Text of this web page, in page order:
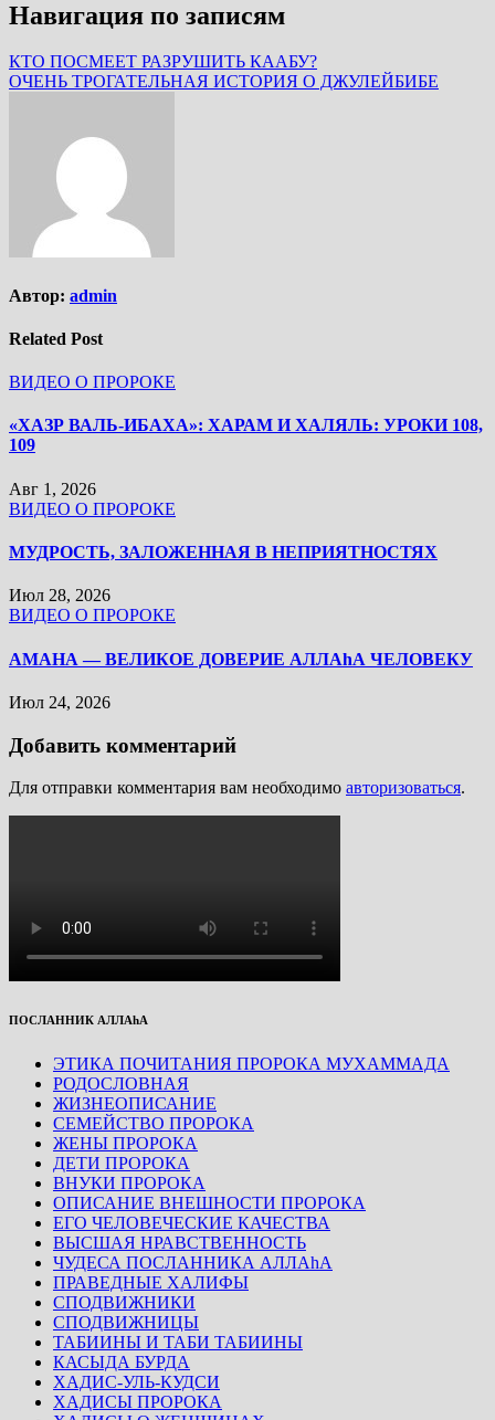
Навигация по записям
КТО ПОСМЕЕТ РАЗРУШИТЬ КААБУ?
ОЧЕНЬ ТРОГАТЕЛЬНАЯ ИСТОРИЯ О ДЖУЛЕЙБИБЕ
Автор: admin
Related Post
ВИДЕО О ПРОРОКЕ
«ХАЗР ВАЛЬ-ИБАХА»: ХАРАМ И ХАЛЯЛЬ: УРОКИ 108,
109
Авг 1, 2026
ВИДЕО О ПРОРОКЕ
МУДРОСТЬ, ЗАЛОЖЕННАЯ В НЕПРИЯТНОСТЯХ
Июл 28, 2026
ВИДЕО О ПРОРОКЕ
АМАНА — ВЕЛИКОЕ ДОВЕРИЕ АЛЛАhА ЧЕЛОВЕКУ
Июл 24, 2026
Добавить комментарий
Для отправки комментария вам необходимо авторизоваться.
ПОСЛАННИК АЛЛАhА
ЭТИКА ПОЧИТАНИЯ ПРОРОКА МУХАММАДА
РОДОСЛОВНАЯ
ЖИЗНЕОПИСАНИЕ
СЕМЕЙСТВО ПРОРОКА
ЖЕНЫ ПРОРОКА
ДЕТИ ПРОРОКА
ВНУКИ ПРОРОКА
ОПИСАНИЕ ВНЕШНОСТИ ПРОРОКА
ЕГО ЧЕЛОВЕЧЕСКИЕ КАЧЕСТВА
ВЫСШАЯ НРАВСТВЕННОСТЬ
ЧУДЕСА ПОСЛАННИКА АЛЛАhА
ПРАВЕДНЫЕ ХАЛИФЫ
СПОДВИЖНИКИ
СПОДВИЖНИЦЫ
ТАБИИНЫ И ТАБИ ТАБИИНЫ
КАСЫДА БУРДА
ХАДИС-УЛЬ-КУДСИ
ХАДИСЫ ПРОРОКА